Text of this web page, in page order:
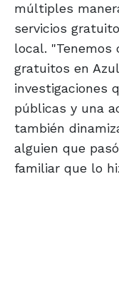
múltiples
servicios
local.
gratuitos en
investigaciones
públicas y una
también
alguien que
familiar que lo